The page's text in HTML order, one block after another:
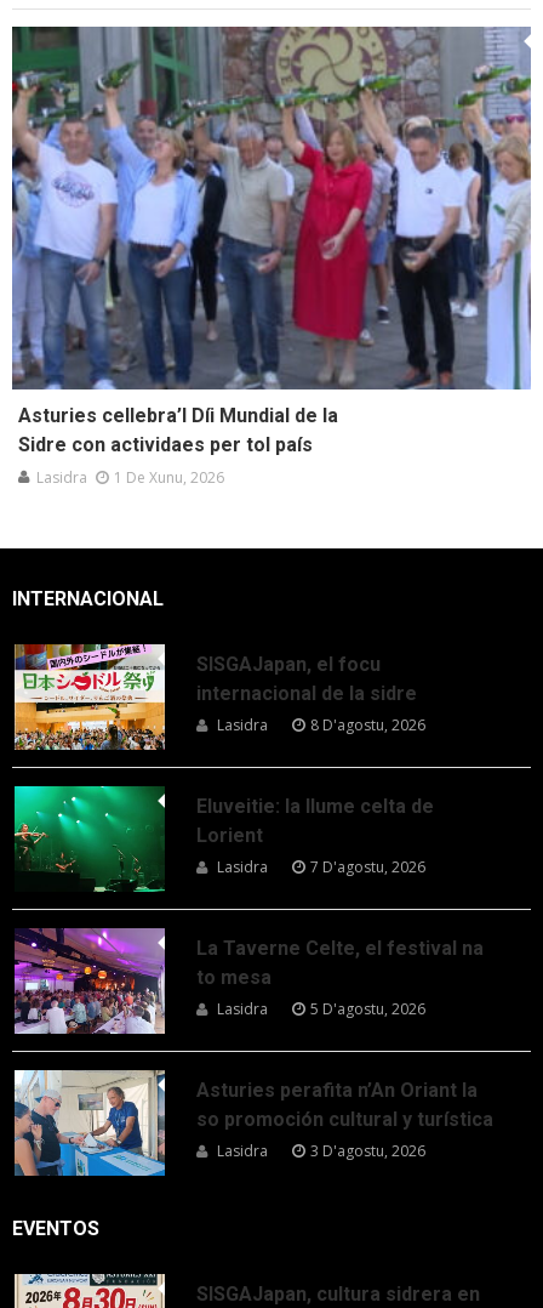
Asturies cellebra’l Díi Mundial de la
Sidre con actividaes per tol país
Lasidra 1 De Xunu, 2026
INTERNACIONAL
SISGAJapan, el focu
internacional de la sidre
Lasidra 8 D'agostu, 2026
Eluveitie: la llume celta de
Lorient
Lasidra 7 D'agostu, 2026
La Taverne Celte, el festival na
to mesa
Lasidra 5 D'agostu, 2026
Asturies perafita n’An Oriant la
so promoción cultural y turística
Lasidra 3 D'agostu, 2026
EVENTOS
SISGAJapan, cultura sidrera en